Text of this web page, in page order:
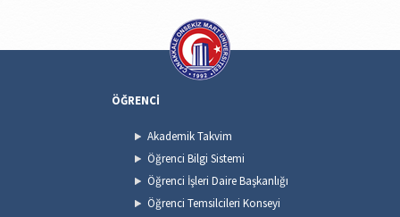
ÖĞRENCİ
Akademik Takvim
Öğrenci Bilgi Sistemi
Öğrenci İşleri Daire Başkanlığı
Öğrenci Temsilcileri Konseyi